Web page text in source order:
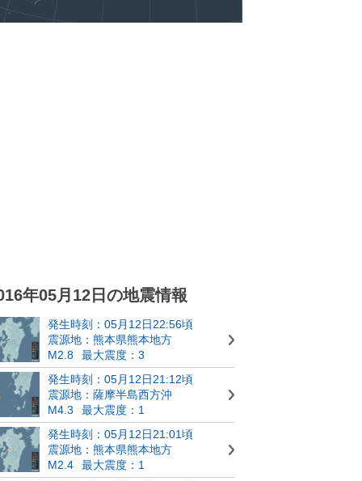
年05月12日の地震情報
発生時刻：05月12日22:56頃
震源地：熊本県熊本地方
M2.8
最大震度：3
発生時刻：05月12日21:12頃
震源地：薩摩半島西方沖
M4.3
最大震度：1
発生時刻：05月12日21:01頃
震源地：熊本県熊本地方
M2.4
最大震度：1